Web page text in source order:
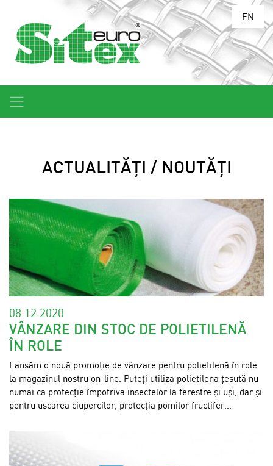
EN
ACTUALITĂȚI / NOUTĂȚI
08.12.2020
VÂNZARE DIN STOC DE POLIETILENĂ
ÎN ROLE
Lansăm o nouă promoție de vânzare pentru polietilenă în role
la magazinul nostru on-line. Puteți utiliza polietilena țesută nu
numai ca protecție împotriva insectelor la ferestre și uși, dar și
pentru uscarea ciupercilor, protecția pomilor fructifer...